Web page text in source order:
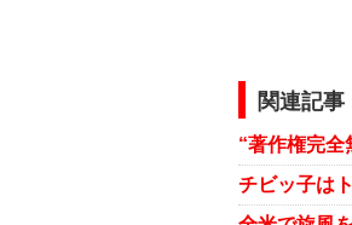
関連記事
チビッ子は